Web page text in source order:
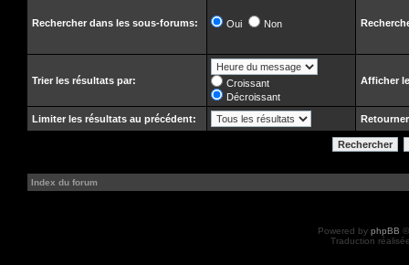
Rechercher dans les sous-forums: Oui Non
Trier les résultats par:
Croissant
Décroissant
Afficher
Limiter les résultats au précédent:
Index du forum
Powered by phpBB
Traduction